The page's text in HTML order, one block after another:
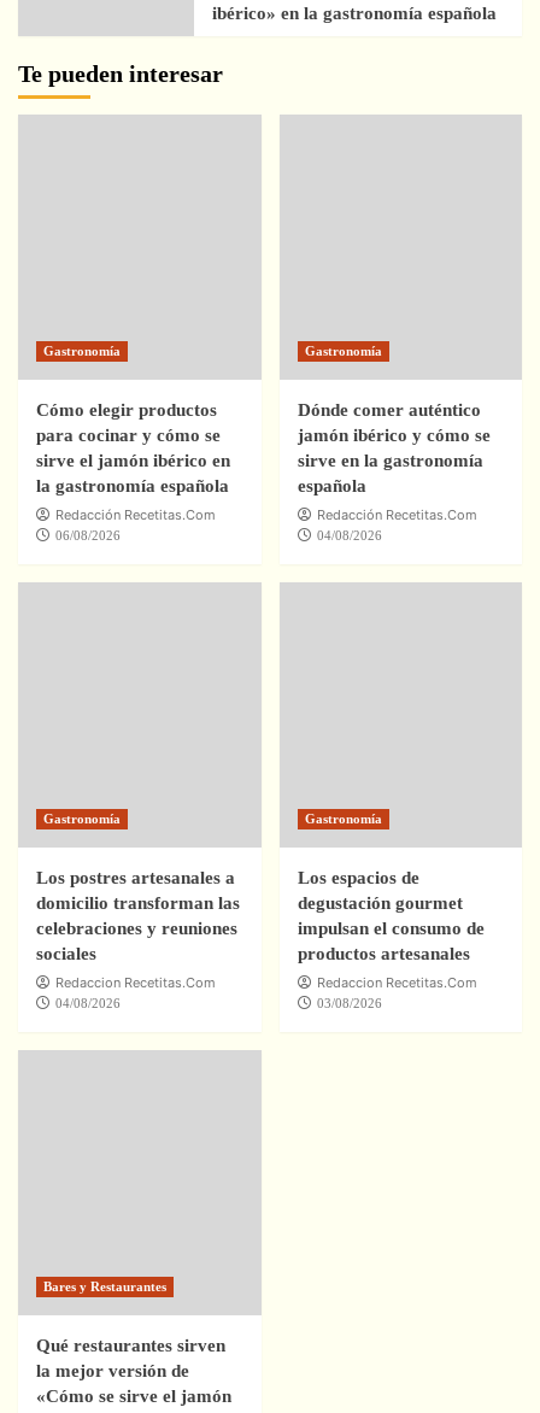
ibérico» en la gastronomía española
Te pueden interesar
Gastronomía
Cómo elegir productos
para cocinar y cómo se
sirve el jamón ibérico en
la gastronomía española
Redacción Recetitas.Com
06/08/2026
Gastronomía
Dónde comer auténtico
jamón ibérico y cómo se
sirve en la gastronomía
española
Redacción Recetitas.Com
04/08/2026
Gastronomía
Los postres artesanales a
domicilio transforman las
celebraciones y reuniones
sociales
Redaccion Recetitas.Com
04/08/2026
Gastronomía
Los espacios de
degustación gourmet
impulsan el consumo de
productos artesanales
Redaccion Recetitas.Com
03/08/2026
Bares y Restaurantes
Qué restaurantes sirven
la mejor versión de
«Cómo se sirve el jamón